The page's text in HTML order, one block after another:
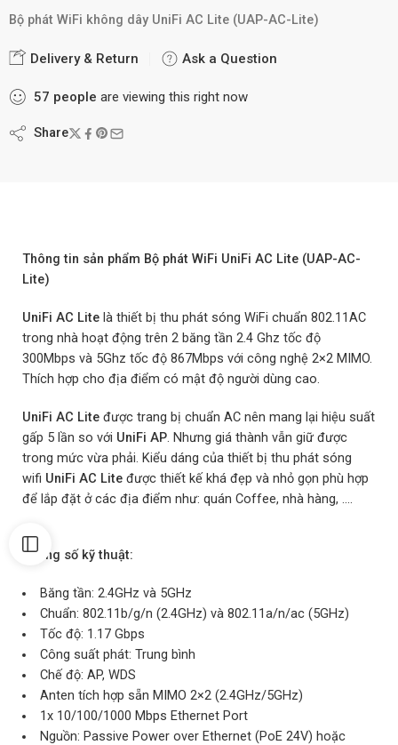
Bộ phát WiFi không dây UniFi AC Lite (UAP-AC-Lite)
Delivery & Return Ask a Question
57 people are viewing this right now
Share
Thông tin sản phẩm Bộ phát WiFi UniFi AC Lite (UAP-AC-
Lite)
UniFi AC Lite là thiết bị thu phát sóng WiFi chuẩn 802.11AC
trong nhà hoạt động trên 2 băng tần 2.4 Ghz tốc độ
300Mbps và 5Ghz tốc độ 867Mbps với công nghệ 2×2 MIMO.
Thích hợp cho địa điểm có mật độ người dùng cao.
UniFi AC Lite được trang bị chuẩn AC nên mang lại hiệu suất
gấp 5 lần so với UniFi AP. Nhưng giá thành vẫn giữ được
trong mức vừa phải. Kiểu dáng của thiết bị thu phát sóng
wifi UniFi AC Lite được thiết kế khá đẹp và nhỏ gọn phù hợp
để lắp đặt ở các địa điểm như: quán Coffee, nhà hàng, ….
Thông số kỹ thuật:
Băng tần: 2.4GHz và 5GHz
Chuẩn: 802.11b/g/n (2.4GHz) và 802.11a/n/ac (5GHz)
Tốc độ: 1.17 Gbps
Công suất phát: Trung bình
Chế độ: AP, WDS
Anten tích hợp sẵn MIMO 2×2 (2.4GHz/5GHz)
1x 10/100/1000 Mbps Ethernet Port
Nguồn: Passive Power over Ethernet (PoE 24V) hoặc